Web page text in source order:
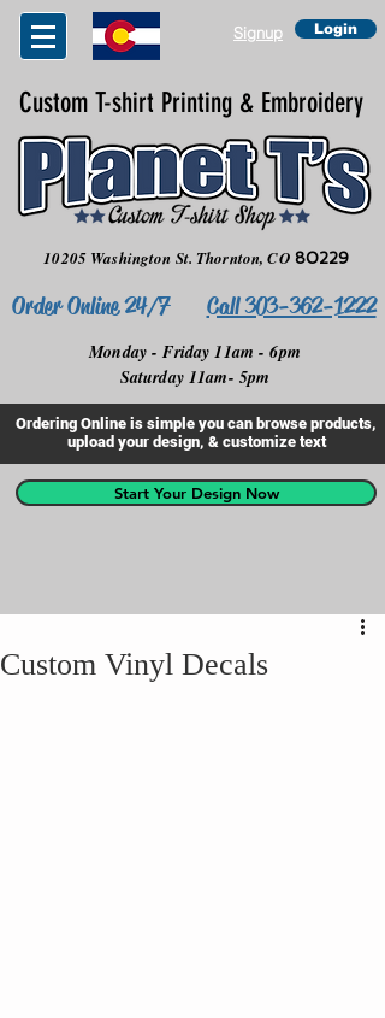
Signup Login
Custom T-shirt Printing & Embroidery
10205 Washington St. Thornton, CO80229
Order Online 24/7 Call 303-362-1222
Monday - Friday 11am - 6pm
Saturday 11am- 5pm
Ordering Online is simple you can browse products,
upload your design, & customize text
Start Your Design Now
Custom Vinyl Decals